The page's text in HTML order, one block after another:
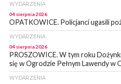
WYDARZENIA
04 sierpnia 2026
OPATKOWICE. Policjanci ugasili
WYDARZENIA
04 sierpnia 2026
PROSZOWICE. W tym roku
się w Ogrodzie Pełnym Lawendy w
WYDARZENIA